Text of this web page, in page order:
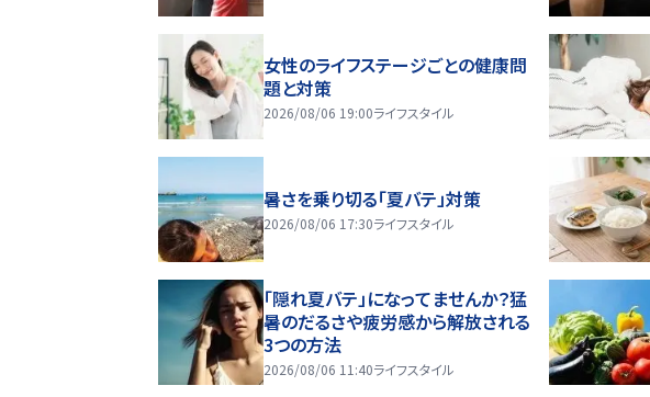
女性のライフステージごとの健康問
題と対策
2026/08/06 19:00ライフスタイル
暑さを乗り切る「夏バテ」対策
2026/08/06 17:30ライフスタイル
「隠れ夏バテ」になってませんか？猛
暑のだるさや疲労感から解放される
3つの方法
2026/08/06 11:40ライフスタイル